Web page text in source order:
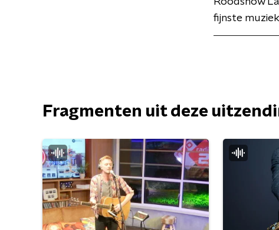
fijnste
Fragmenten uit deze